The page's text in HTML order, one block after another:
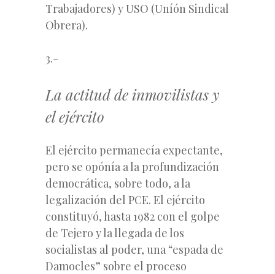
Trabajadores) y USO (Uníón Sindical
Obrera).
3.-
La actitud de inmovilistas y
el ejército
El ejército permanecía expectante,
pero se opónía a la profundización
democrática, sobre todo, a la
legalización del PCE. El ejército
constituyó, hasta 1982 con el golpe
de Tejero y la llegada de los
socialistas al poder, una “espada de
Damocles” sobre el proceso